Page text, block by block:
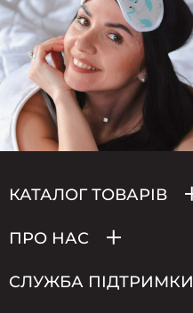
КАТАЛОГ ТОВАРІВ
ПРО НАС
СЛУЖБА ПІДТРИМКИ